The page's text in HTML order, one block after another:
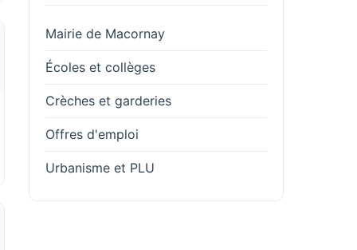
Mairie de Macornay
Écoles et collèges
Crèches et garderies
Offres d'emploi
Urbanisme et PLU